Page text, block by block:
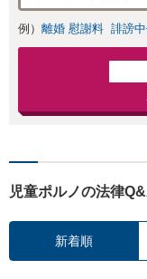
例） 離婚 慰謝料 誹謗
児童ポルノの法律
新着順